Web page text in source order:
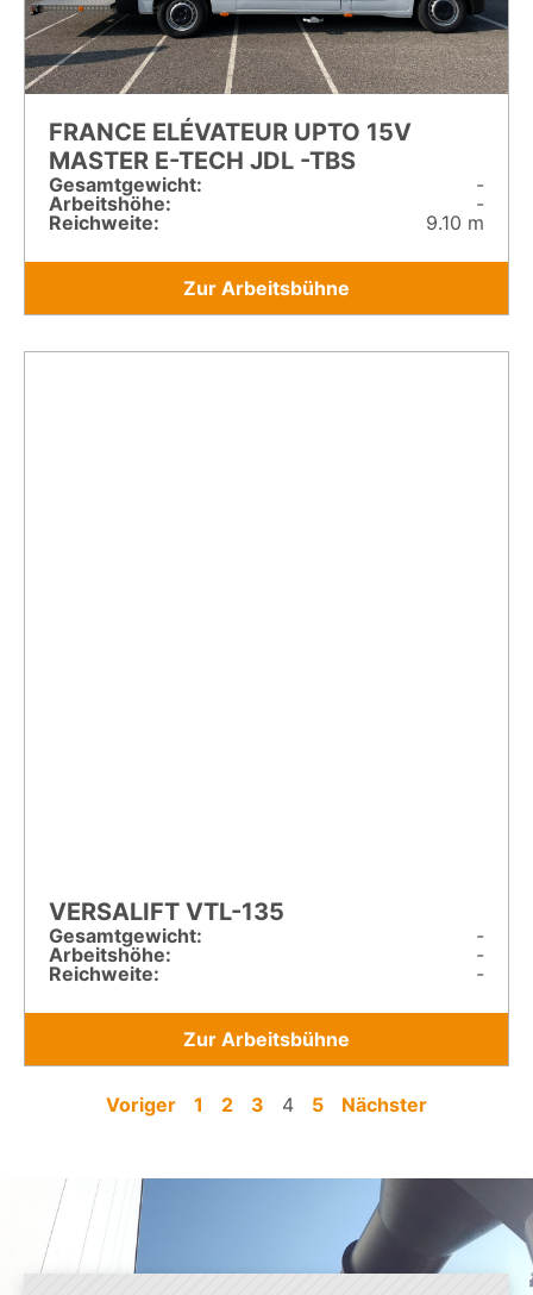
FRANCE ELÉVATEUR UPTO 15V
MASTER E-TECH JDL -TBS
Gesamt­gewicht:
-
Arbeitshöhe:
-
Reichweite:
9.10 m
Zur Arbeitsbühne
VERSALIFT VTL-135
Gesamt­gewicht:
-
Arbeitshöhe:
-
Reichweite:
-
Zur Arbeitsbühne
Voriger 1 2 3 4 5 Nächster